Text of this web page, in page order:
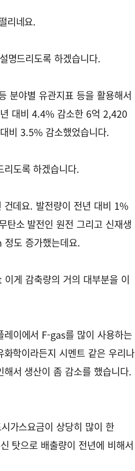
리네요.
명드리도록 하겠습니다.
분야별 유관지표 등을 활용해서
대비 4.4% 감소한 6억 2,420
비 3.5% 감소했었습니다.
도록 하겠습니다.
데요. 발전량이 전년 대비 1%
탄소 발전인 원전 그리고 신재생
도 증가했는데요.
게 감축량의 거의 대부분을 이
레이에서 F-gas를 많이 사용하는
학이라든지 시멘트 같은 우리나
서 생산이 좀 감소를 했습니다.
가스요금이 상당히 많이 한
탓으로 배출량이 전년에 비해서